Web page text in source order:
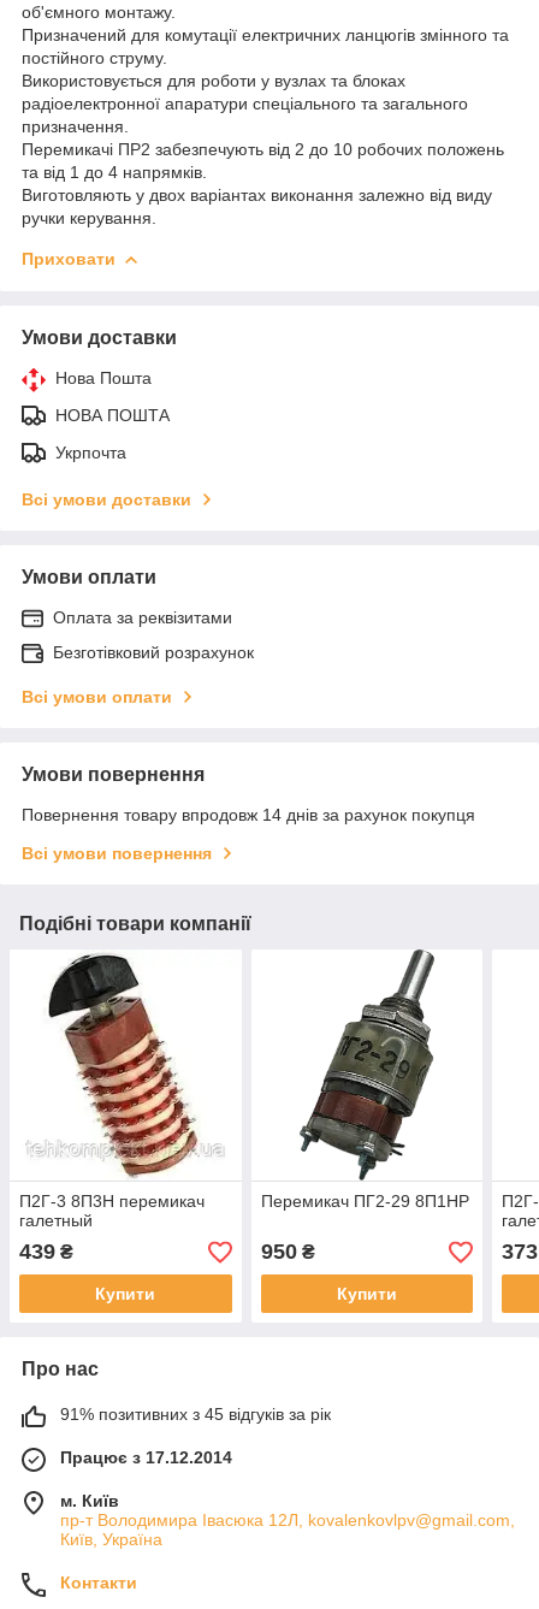
об'ємного монтажу.
Призначений для комутації електричних ланцюгів змінного та
постійного струму.
Використовується для роботи у вузлах та блоках
радіоелектронної апаратури спеціального та загального
призначення.
Перемикачі ПР2 забезпечують від 2 до 10 робочих положень
та від 1 до 4 напрямків.
Виготовляють у двох варіантах виконання залежно від виду
ручки керування.
Приховати
Умови доставки
Нова Пошта
НОВА ПОШТА
Укрпочта
Всі умови доставки
Умови оплати
Оплата за реквізитами
Безготівковий розрахунок
Всі умови оплати
Умови повернення
Повернення товару впродовж 14 днів за рахунок покупця
Всі умови повернення
Подібні товари компанії
П2Г-3 8П3Н перемикач
галетный
439 ₴
Купити
Перемикач ПГ2-29 8П1НР
950₴
Купити
373
Про нас
91% позитивних з 45 відгуків за рік
Працює з 17.12.2014
м. Київ
пр-т Володимира Івасюка 12Л, kovalenkovlpv@gmail.com,
Київ, Україна
Контакти